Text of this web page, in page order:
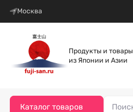
Москва
Продукты и товары
из Японии и Азии
Каталог товаров